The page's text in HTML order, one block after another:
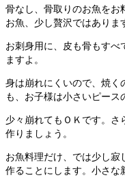
骨なし、骨取りのお魚をお
お魚、少し贅沢ではありま
お刺身用に、皮も骨もす
ますよ。
身は崩れにくいので、焼く
も、お子様は小さいピー
少々崩れてもＯＫです。
作りましょう。
お魚料理だけ、では少し寂
作ることにします。小さな